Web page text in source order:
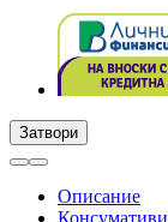
Затвори
Описание
Консумативи